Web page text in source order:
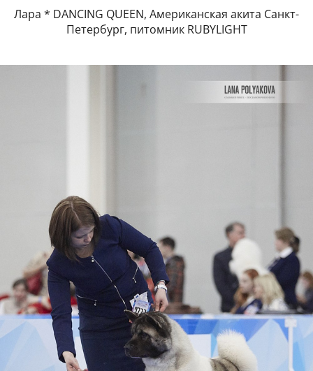
Лара * DANCING QUEEN, Американская акита Санкт-
Петербург, питомник RUBYLIGHT